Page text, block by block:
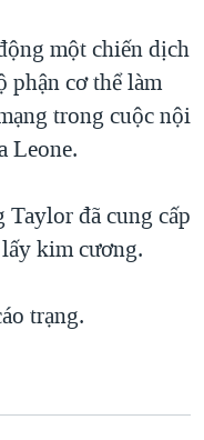
một chiến dịch
phận cơ thể làm
trong cuộc nội
Leone.
đã cung cấp
kim cương.
trạng.